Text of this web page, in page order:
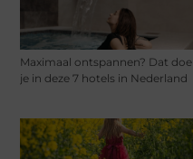
Maximaal ontspannen? Dat doe
je in deze 7 hotels in Nederland